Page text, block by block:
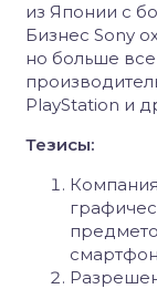
из Японии с
Бизнес Sony
но больше
PlayStation и
Тезисы: